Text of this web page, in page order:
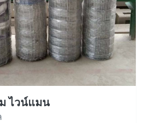
ไวน์แมน